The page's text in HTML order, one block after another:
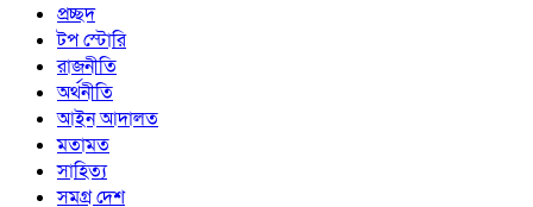
প্রচ্ছদ
টপ স্টোরি
রাজনীতি
অর্থনীতি
আইন আদালত
মতামত
সাহিত্য
সমগ্র দেশ